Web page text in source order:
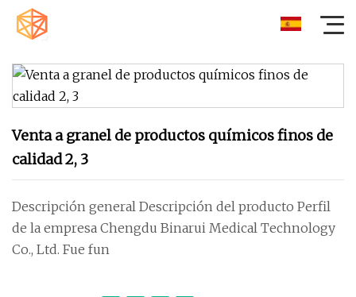
Venta a granel de productos químicos finos de
calidad 2, 3
Descripción general Descripción del producto Perfil
de la empresa Chengdu Binarui Medical Technology
Co., Ltd. Fue fun